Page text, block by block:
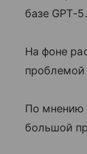
базе GPT-
На фоне
проблемой
По мнению
большой